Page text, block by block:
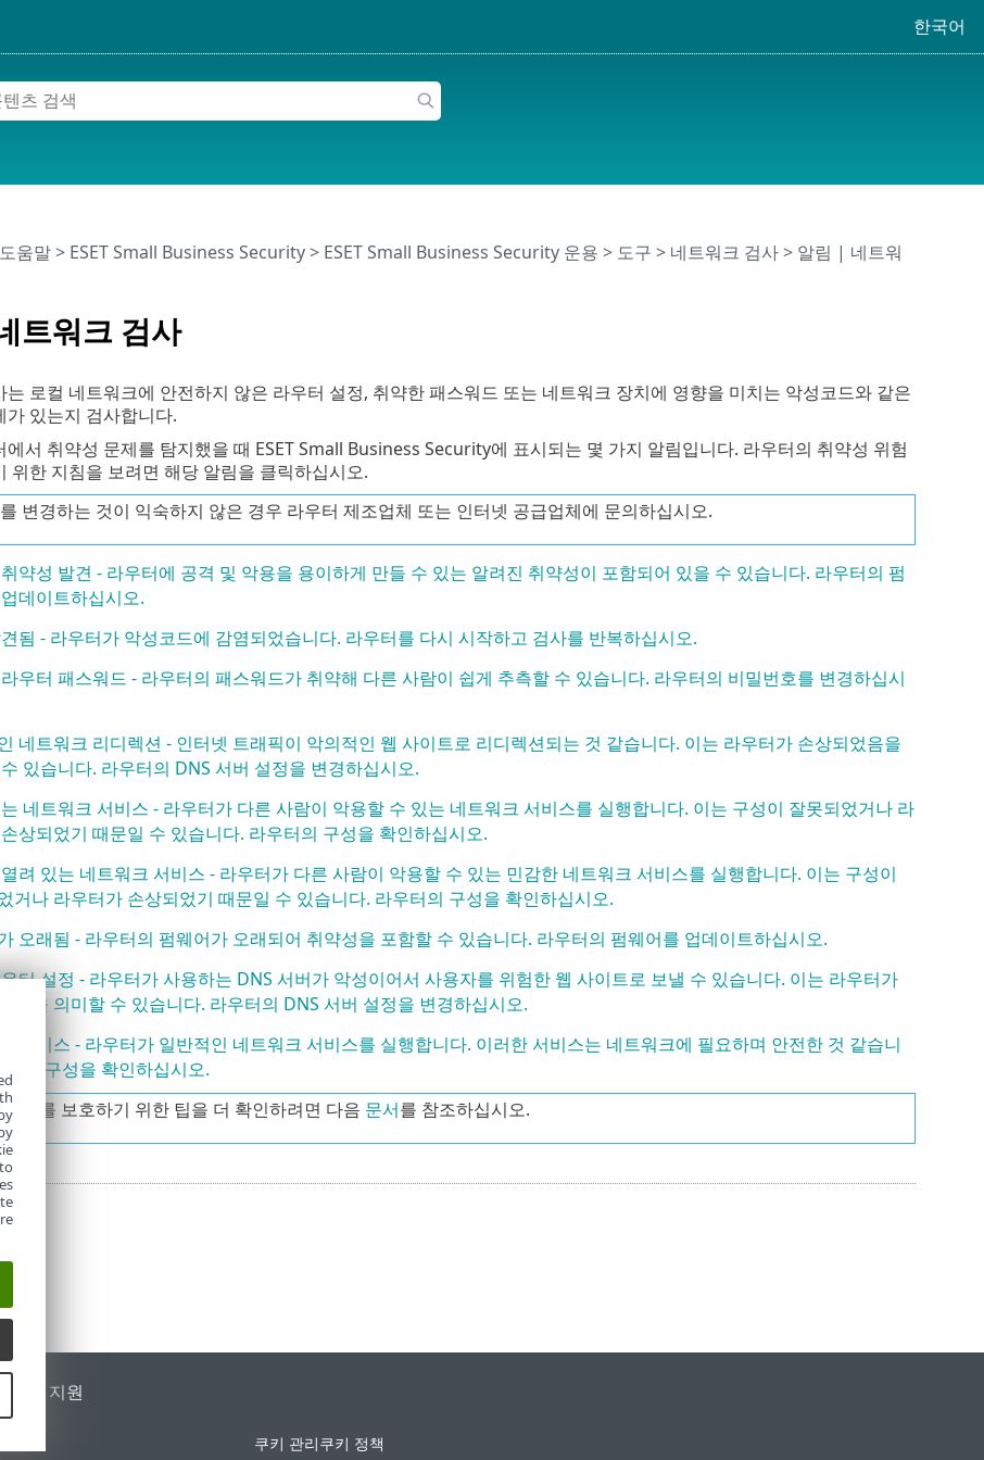
한국어
트워크 검사
움말> ESET Small Business Security> ESET Small Business Security 운용 > 도구 > 네트워크 검사> 알림 | 네트워
는 로컬 네트워크에 안전하지 않은 라우터 설정, 취약한 패스워드 또는 네트워크 장치에 영향을 미치는 악성코드와 같은
가 있는지 검사합니다.
에서 취약성 문제를 탐지했을 때 ESET Small Business Security에 표시되는 몇 가지 알림입니다. 라우터의 취약성 위험
위한 지침을 보려면 해당 알림을 클릭하십시오.
변경하는 것이 익숙하지 않은 경우 라우터 제조업체 또는 인터넷 공급업체에 문의하십시오.
약성 발견 - 라우터에 공격 및 악용을 용이하게 만들 수 있는 알려진 취약성이 포함되어 있을 수 있습니다. 라우터의 펌
데이트하십시오.
됨 - 라우터가 악성코드에 감염되었습니다. 라우터를 다시 시작하고 검사를 반복하십시오.
우터 패스워드 - 라우터의 패스워드가 취약해 다른 사람이 쉽게 추측할 수 있습니다. 라우터의 비밀번호를 변경하십시
네트워크 리디렉션 - 인터넷 트래픽이 악의적인 웹 사이트로 리디렉션되는 것 같습니다. 이는 라우터가 손상되었음을
있습니다. 라우터의 DNS 서버 설정을 변경하십시오.
네트워크 서비스 - 라우터가 다른 사람이 악용할 수 있는 네트워크 서비스를 실행합니다. 이는 구성이 잘못되었거나 라
상되었기 때문일 수 있습니다. 라우터의 구성을 확인하십시오.
려 있는 네트워크 서비스 - 라우터가 다른 사람이 악용할 수 있는 민감한 네트워크 서비스를 실행합니다. 이는 구성이
거나 라우터가 손상되었기 때문일 수 있습니다. 라우터의 구성을 확인하십시오.
오래됨 - 라우터의 펌웨어가 오래되어 취약성을 포함할 수 있습니다. 라우터의 펌웨어를 업데이트하십시오.
터 설정 - 라우터가 사용하는 DNS 서버가 악성이어서 사용자를 위험한 웹 사이트로 보낼 수 있습니다. 이는 라우터가
었음을 의미할 수 있습니다. 라우터의 DNS 서버 설정을 변경하십시오.
크 서비스 - 라우터가 일반적인 네트워크 서비스를 실행합니다. 이러한 서비스는 네트워크에 필요하며 안전한 것 같습니
터의 구성을 확인하십시오.
크를 보호하기 위한 팁을 더 확인하려면 다음 문서를 참조하십시오.
국가별 지원
쿠키 관리쿠키 정책